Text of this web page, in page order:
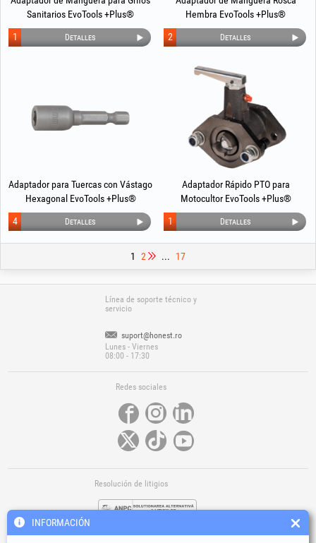
Sanitarios EvoTools +Plus®
Detalles
1
Hembra EvoTools +Plus®
Detalles
2
Adaptador para Tuercas con Vástago
Hexagonal EvoTools +Plus®
Detalles
4
Adaptador Rápido PTO para
Motocultor EvoTools +Plus®
Detalles
1
1 2 ... 17
Línea de soporte técnico y
servicio
suport@honest.ro
Lunes - Viernes
08:00 - 17:30
Redes sociales
Resolución de litigios
INFORMACIÓN